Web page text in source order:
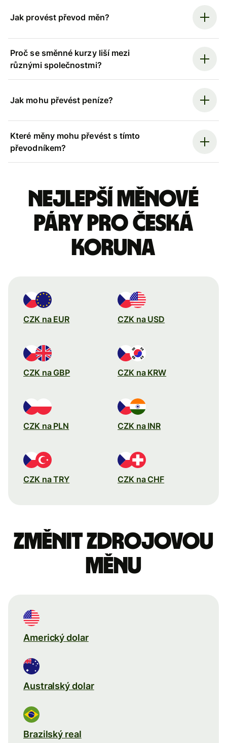
Jak provést převod měn?
Proč se směnné kurzy liší mezi
různými společnostmi?
Jak mohu převést peníze?
Které měny mohu převést s tímto
převodníkem?
Nejlepší měnové
páry pro česká
koruna
CZK na EUR CZK na USD
CZK na GBP CZK na KRW
CZK na PLN CZK na INR
CZK na TRY CZK na CHF
Změnit zdrojovou
měnu
Americký dolar
Australský dolar
Brazilský real